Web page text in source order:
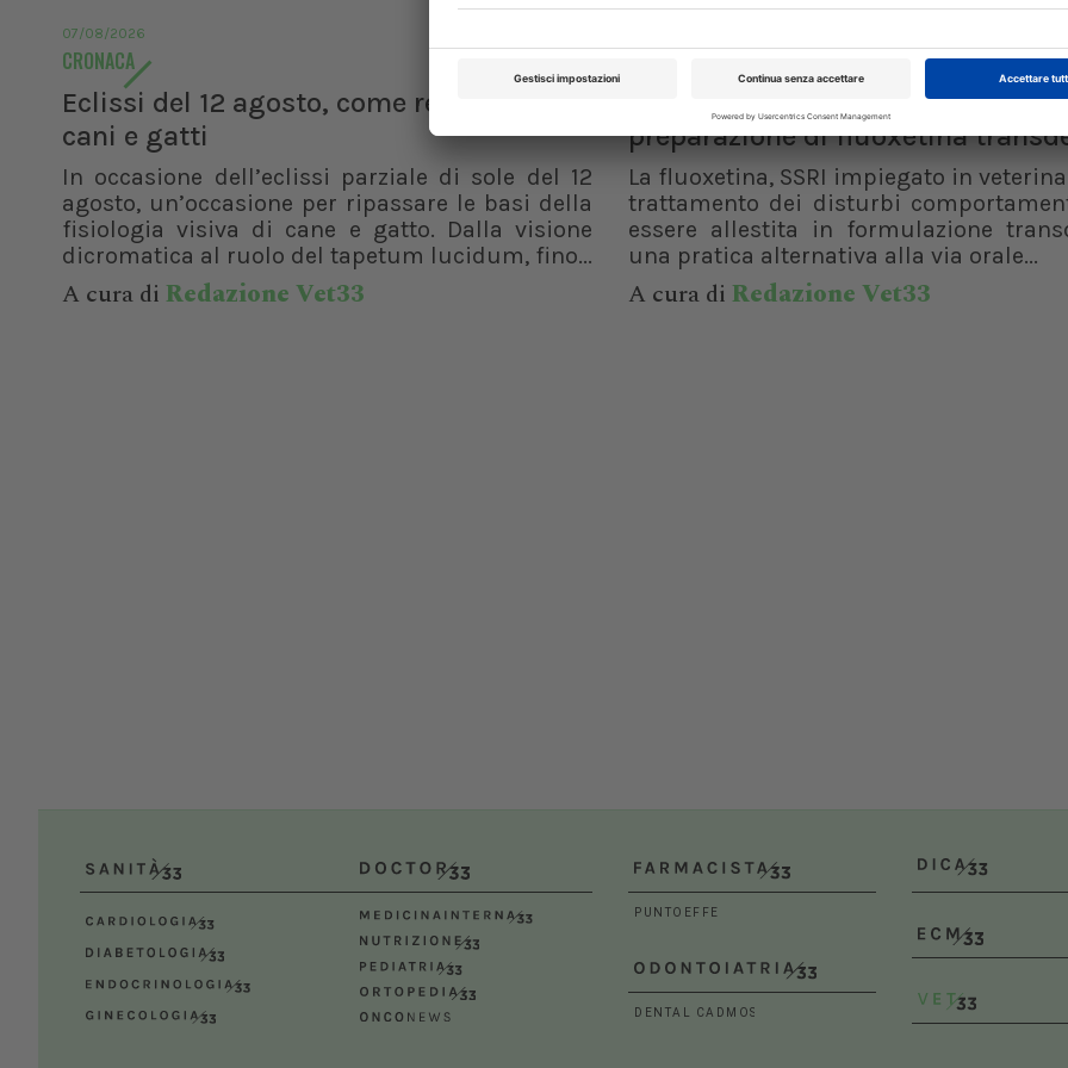
07/08/2026
CRONACA
Eclissi del 12 agosto, come reagiscono
cani e gatti
In occasione dell’eclissi parziale di sole del 12
agosto, un’occasione per ripassare le basi della
fisiologia visiva di cane e gatto. Dalla visione
dicromatica al ruolo del tapetum lucidum, fino...
A cura di Redazione Vet33
Disturbi comportamentali, una
preparazione di fluoxetina
La fluoxetina, SSRI impiegato in
trattamento dei disturbi
essere allestita in formulazione
una pratica alternativa alla via orale...
A cura di Redazione Vet33